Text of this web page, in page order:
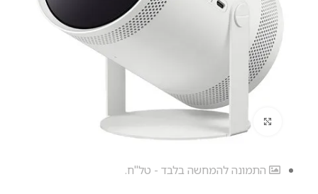
לחץ להגדלה
התמונה להמחשה בלבד - טל"ח.